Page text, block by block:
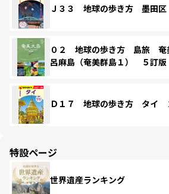
Ｊ３３ 地球の歩き方 墨田区
０２ 地球の歩き方 島旅
呂麻島（奄美群島１） ５訂版
Ｄ１７ 地球の歩き方 タイ
特設ページ
世界遺産ランキング